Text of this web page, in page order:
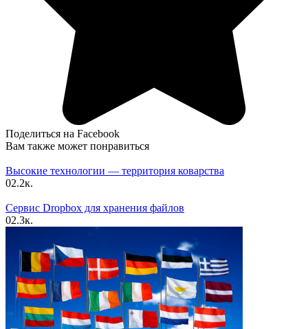
Поделиться на Facebook
Вам также может понравиться
Высокие технологии — территория коварства
02.2к.
Сервис Dropbox для хранения файлов
02.3к.